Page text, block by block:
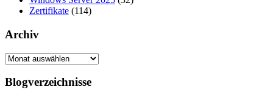
Zertifikate (114)
Archiv
Archiv
Blogverzeichnisse